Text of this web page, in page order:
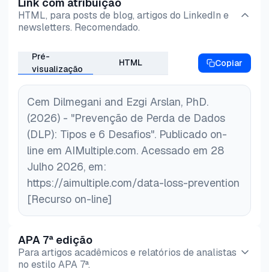
Link com atribuição
HTML, para posts de blog, artigos do LinkedIn e
newsletters. Recomendado.
Pré-
visualização
HTML Copiar
Cem Dilmegani and Ezgi Arslan, PhD.
(2026) - "Prevenção de Perda de Dados
(DLP): Tipos e 6 Desafios". Publicado on-
line em AIMultiple.com. Acessado em 28
Julho 2026, em:
https://aimultiple.com/data-loss-prevention
[Recurso on-line]
APA 7ª edição
Para artigos acadêmicos e relatórios de analistas
no estilo APA 7ª.